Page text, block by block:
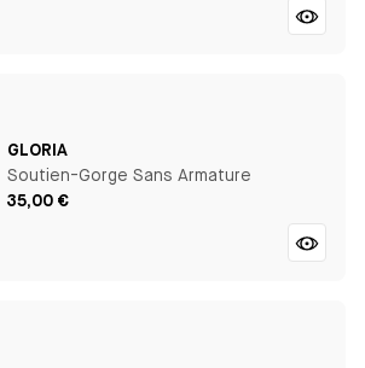
GLORIA
Soutien-Gorge Sans Armature
35,00 €